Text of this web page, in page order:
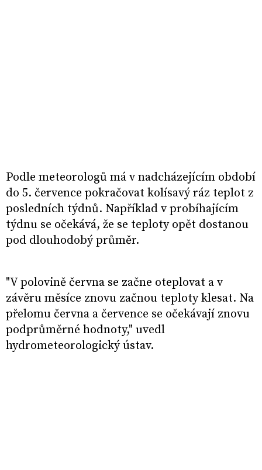
Podle meteorologů má v nadcházejícím období
do 5. července pokračovat kolísavý ráz teplot z
posledních týdnů. Například v probíhajícím
týdnu se očekává, že se teploty opět dostanou
pod dlouhodobý průměr.
"V polovině června se začne oteplovat a v
závěru měsíce znovu začnou teploty klesat. Na
přelomu června a července se očekávají znovu
podprůměrné hodnoty," uvedl
hydrometeorologický ústav.